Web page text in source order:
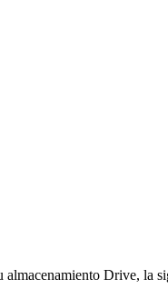
almacenamiento Drive, la